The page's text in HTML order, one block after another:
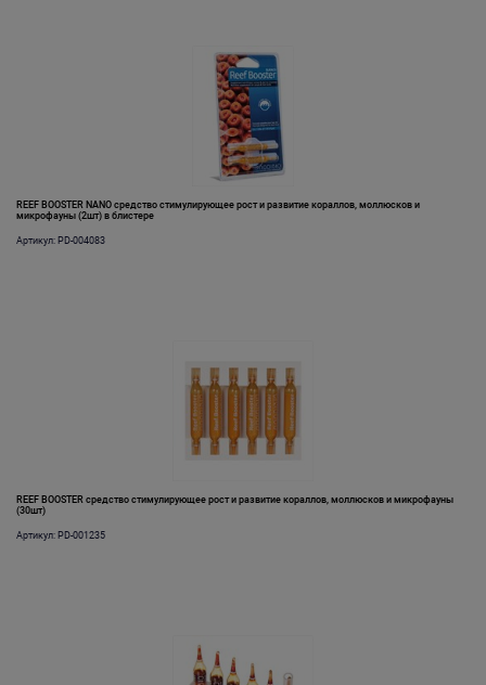
REEF BOOSTER NANO средство стимулирующее рост и развитие кораллов, моллюсков и
микрофауны (2шт) в блистере
Артикул: PD-004083
REEF BOOSTER средство стимулирующее рост и развитие кораллов, моллюсков и микрофауны
(30шт)
Артикул: PD-001235